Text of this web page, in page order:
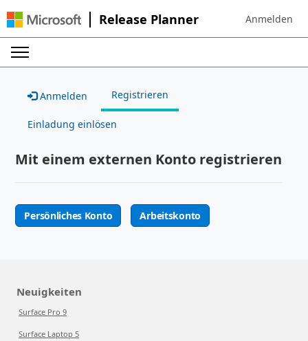
Release Planner Sign in to
Anmelden
Anmelden Registrieren
Einladung einlösen
Mit einem externen Konto registrieren
Persönliches Konto Arbeitskonto
Neuigkeiten
Surface Pro 9
Surface Laptop 5